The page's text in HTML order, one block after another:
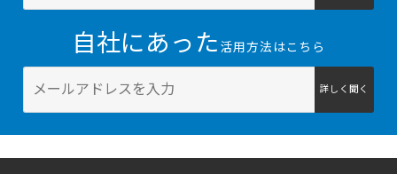
自社にあった 活用方法はこちら
詳しく聞く